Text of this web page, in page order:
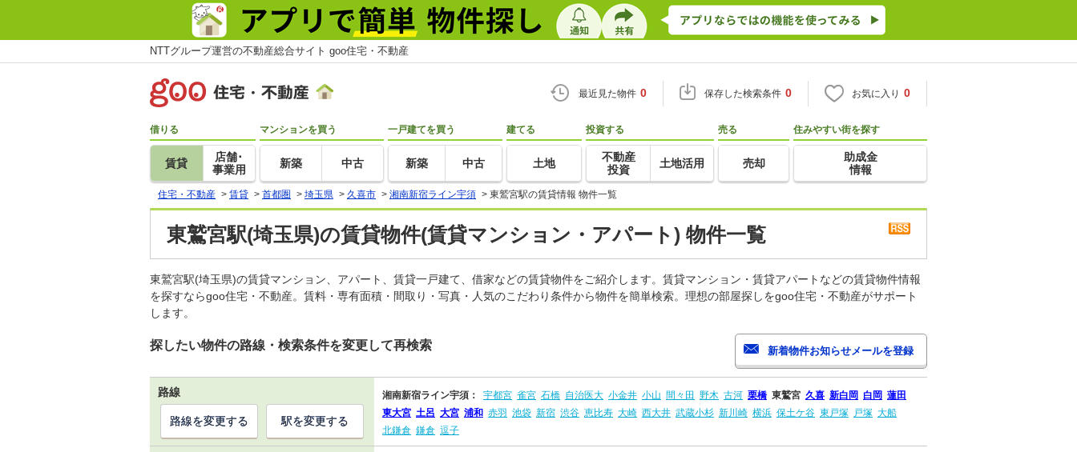
NTTグループ運営の不動産総合サイト goo住宅・不動産
最近見た物件 0 保存した検索条件 0 お気に入り 0
借りる
賃貸
店舗･
事業用
マンションを買う
新築 中古
一戸建てを買う
新築 中古
建てる
土地
投資する
不動産
投資
土地活用
売る
売却
住みやすい街を探す
助成金
情報
住宅・不動産 > 賃貸 > 首都圏 > 埼玉県 > 久喜市 > 湘南新宿ライン宇須 > 東鷲宮駅の賃貸情報 物件一覧
東鷲宮駅(埼玉県)の賃貸物件(賃貸マンション・アパート) 物件一覧
東鷲宮駅(埼玉県)の賃貸マンション、アパート、賃貸一戸建て、借家などの賃貸物件をご紹介します。賃貸マンション・賃貸アパートなどの賃貸物件情報
を探すならgoo住宅・不動産。賃料・専有面積・間取り・写真・人気のこだわり条件から物件を簡単検索。理想の部屋探しをgoo住宅・不動産がサポート
します。
探したい物件の路線・検索条件を変更して再検索
路線 湘南新宿ライン宇須： 宇都宮 雀宮 石橋 自治医大 小金井 小山 間々田 野木 古河 栗橋 東鷲宮 久喜 新白岡 白岡 蓮田
東大宮 土呂 大宮 浦和 赤羽 池袋 新宿 渋谷 恵比寿 大崎 西大井 武蔵小杉 新川崎 横浜 保土ケ谷 東戸塚 戸塚 大船
北鎌倉 鎌倉 逗子
路線を変更する 駅を変更する